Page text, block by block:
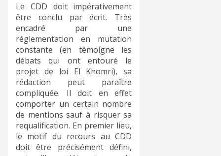
Le CDD doit impérativement
être conclu par écrit. Très
encadré par une
réglementation en mutation
constante (en témoigne les
débats qui ont entouré le
projet de loi El Khomri), sa
rédaction peut paraître
compliquée. Il doit en effet
comporter un certain nombre
de mentions sauf à risquer sa
requalification. En premier lieu,
le motif du recours au CDD
doit être précisément défini,